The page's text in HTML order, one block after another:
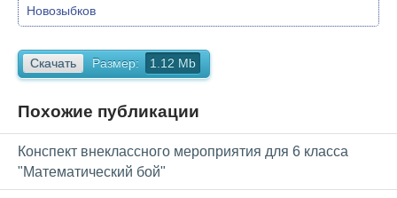
Новозыбков
Скачать Размер: 1.12 Mb
Похожие публикации
Конспект внеклассного мероприятия для 6 класса
"Математический бой"